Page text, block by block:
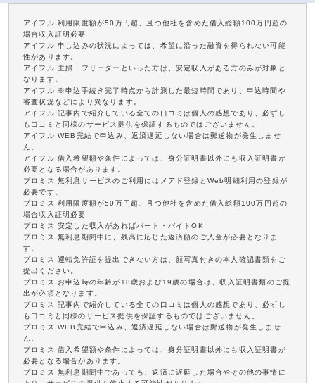
アイフル 利用限度額が50万円超、且つ他社を含めた借入総額100万円超の
場合収入証明必要
アイフル 申し込みの状況によっては、希望に沿った融資を得られない可能
性があります。
アイフル 主婦・フリーターといった方は、安定収入がある方のみが対象と
なります。
アイフル ※申込手続き完了時点から計測した最短時間であり、申込時間や
審査状況などにより異なります。
アイフル 記事内で紹介している全ての口コミは個人の感想であり、必ずし
も口コミと同様のサービス提供を保証するものではございません。
アイフル WEB完結で申込み、返済遅延しない場合は郵送物が発生しませ
ん。
アイフル 借入希望額や条件によっては、身分証明書以外にも収入証明書が
必要となる場合があります。
プロミス 無利息サービスのご利用にはメアド登録とWeb明細利用の登録が
必要です。
プロミス 利用限度額が50万円超、且つ他社を含めた借入総額100万円超の
場合収入証明必要
プロミス 安定した収入があればパート・バイトOK
プロミス 無利息期間中に、残高に応じた返済額のご入金が必要となりま
す。
プロミス 運転免許証を提出できない方は、顔写真付きの本人確認書類をご
提出ください。
プロミス お申込時の年齢が18歳および19歳の場合は、収入証明書類のご提
出が必須となります。
プロミス 記事内で紹介している全ての口コミは個人の感想であり、必ずし
も口コミと同様のサービス提供を保証するものではございません。
プロミス WEB完結で申込み、返済遅延しない場合は郵送物が発生しませ
ん。
プロミス 借入希望額や条件によっては、身分証明書以外にも収入証明書が
必要となる場合があります。
プロミス 無利息期間中であっても、返済に遅延した場合やその他の事情に